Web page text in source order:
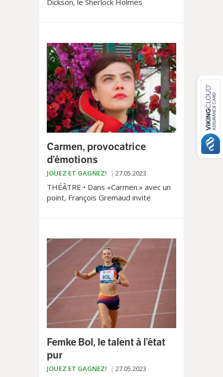
Dickson, le Sherlock Holmes
Carmen, provocatrice
d’émotions
JOUEZ ET GAGNEZ! 27.05.2023
THÉÂTRE • Dans «Carmen.» avec un
point, François Gremaud invite
accompagnée de cinq musiciennes.
Femke Bol, le talent à l’état
pur
JOUEZ ET GAGNEZ! 27.05.2023